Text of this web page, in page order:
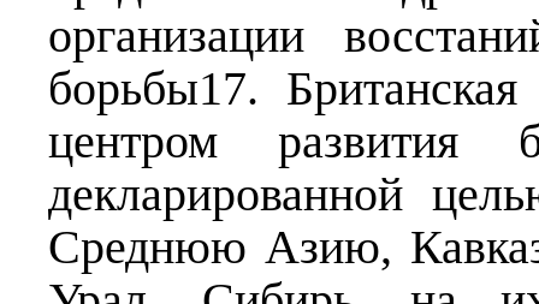
организации
борьбы17.
центром развития
декларированной
Среднюю Азию,